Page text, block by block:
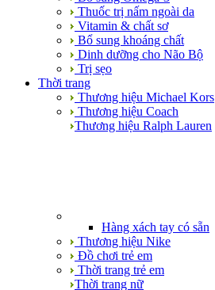
Thuốc trị nấm ngoài da
Vitamin & chất sơ
Bổ sung khoáng chất
Dinh dưỡng cho Não Bộ
Trị sẹo
Thời trang
Thương hiệu Michael Kors
Thương hiệu Coach
Thương hiệu Ralph Lauren
Hàng xách tay có sẵn
Thương hiệu Nike
Đồ chơi trẻ em
Thời trang trẻ em
Thời trang nữ